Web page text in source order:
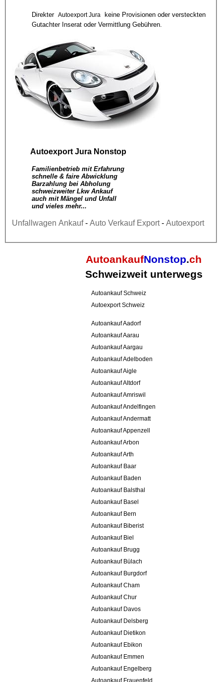
Direkter Autoexport Jura
keine Provisionen oder versteckten
Gutachter Inserat oder Vermittlung Gebühren.
Autoexport Jura Nonstop
Familienbetrieb mit Erfahrung
schnelle & faire Abwicklung
Barzahlung bei Abholung
schweizweiter Lkw Ankauf
auch mit Mängel und Unfall
und vieles mehr...
Unfallwagen Ankauf- Auto Verkauf Export- Autoexport
AutoankaufNonstop.ch
Schweizweit unterwegs
Autoankauf Schweiz
Autoexport Schweiz
Autoankauf Aadorf
Autoankauf Aarau
Autoankauf Aargau
Autoankauf Adelboden
Autoankauf Aigle
Autoankauf Altdorf
Autoankauf Amriswil
Autoankauf Andelfingen
Autoankauf Andermatt
Autoankauf Appenzell
Autoankauf Arbon
Autoankauf Arth
Autoankauf Baar
Autoankauf Baden
Autoankauf Balsthal
Autoankauf Basel
Autoankauf Bern
Autoankauf Biberist
Autoankauf Biel
Autoankauf Brugg
Autoankauf Bülach
Autoankauf Burgdorf
Autoankauf Cham
Autoankauf Chur
Autoankauf Davos
Autoankauf Delsberg
Autoankauf Dietikon
Autoankauf Ebikon
Autoankauf Emmen
Autoankauf Engelberg